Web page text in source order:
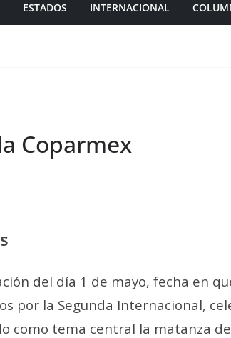
ESTADOS INTERNACIONAL
Coparmex
del día 1 de mayo, fecha en
por la Segunda Internacional,
como tema central la matanza